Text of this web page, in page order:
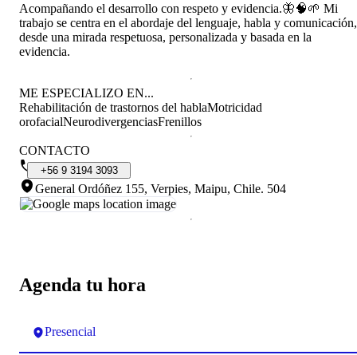
Agenda tu hora
Presencial
Acompañando el desarrollo con respeto y evidencia.🦋🧠🌱 Mi
trabajo se centra en el abordaje del lenguaje, habla y comunicación,
desde una mirada respetuosa, personalizada y basada en la
evidencia.
ME ESPECIALIZO EN...
Rehabilitación de trastornos del hablaMotricidad
orofacialNeurodivergenciasFrenillos
CONTACTO
+56 9 3194 3093
General Ordóñez 155, Verpies, Maipu, Chile. 504